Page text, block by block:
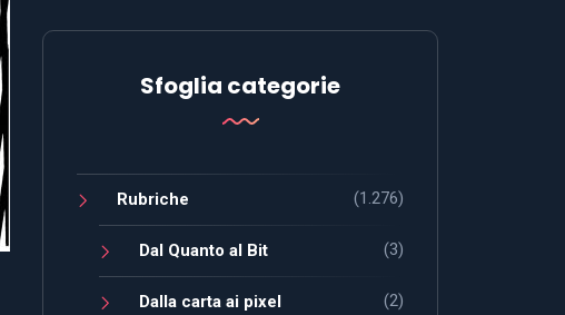
Sfoglia categorie
Rubriche (1.276)
Dal Quanto al Bit (3)
Dalla carta ai pixel (2)